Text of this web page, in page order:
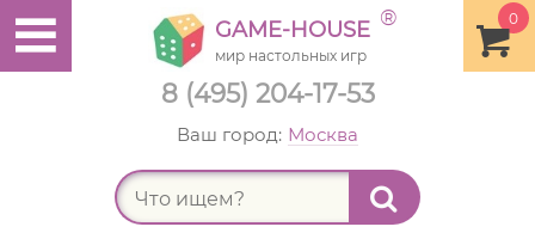
8 (495) 204-17-53
0
GAME-HOUSE ®
мир настольных игр
Ваш город: Москва